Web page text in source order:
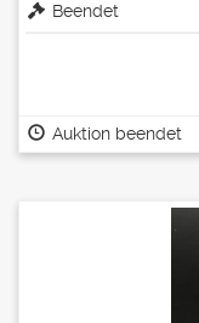
Beendet
Auktion beendet